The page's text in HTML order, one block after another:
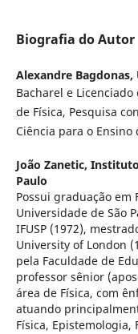
Biografia do Autor
Alexandre Bagdonas,
Bacharel e
de Física, Pesquisa
Ciência para o Ensino
João Zanetic, Instituto
Paulo
Possui graduação em
Universidade de São
IFUSP (1972),
University of London
pela Faculdade de
professor sênior
área de Física, com
atuando
Física,